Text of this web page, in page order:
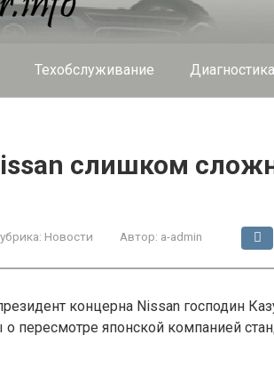
Техобслуживание Диагностика
слишком
Новости Автор: a-admin
концерна Nissan господин
пересмотре японской компанией